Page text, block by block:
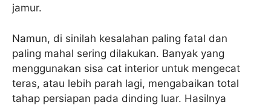
jamur.
Namun, di sinilah kesalahan paling fatal dan
paling mahal sering dilakukan. Banyak yang
menggunakan sisa cat interior untuk mengecat
teras, atau lebih parah lagi, mengabaikan total
tahap persiapan pada dinding luar. Hasilnya